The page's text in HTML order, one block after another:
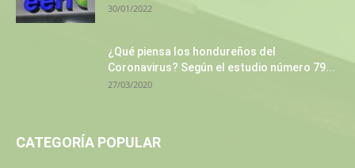
30/01/2022
¿Qué piensa los hondureños del
Coronavirus? Según el estudio número 79...
27/03/2020
CATEGORÍA POPULAR